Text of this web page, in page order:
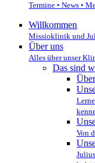
Termine • News •
Willkommen
Missioklinik und
Über uns
Alles über unser
Das sind
Von